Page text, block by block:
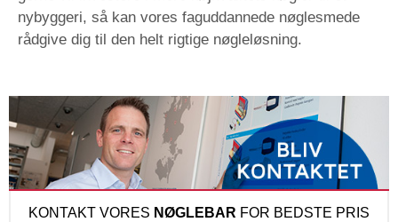
nybyggeri, så kan vores faguddannede nøglesmede
rådgive dig til den helt rigtige nøgleløsning.
KONTAKT VORES NØGLEBAR FOR BEDSTE PRIS